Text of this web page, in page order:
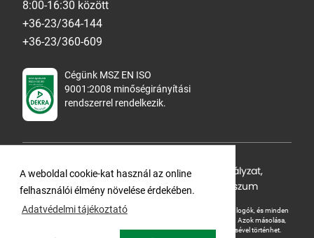
A weboldal cookie-kat használ az online
felhasználói élmény növelése érdekében.
Adatvédelmi tájékoztató
8:00-16:30 között
+36-23/364-144
+36-23/360-609
Cégünk MSZ EN ISO
9001:2008 minőségirányítási
rendszerrel rendelkezik.
Adatvédelmi tájékoztató,Cookie Szabályzat,
Felhasználási feltételek,ÁSZF Impresszum
A Ganteline Kft jelen honlapja szerzői jog által védett. A leírások, fotók, logók, és minden
Azok másolása,
üzleti célú felhasználása kizárólag a jog tulajdonosának beleegyezésével történhet.